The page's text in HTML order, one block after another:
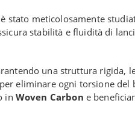
stato meticolosamente
stabilità e fluidità di
una struttura rigida,
eliminare ogni torsione del
in Woven Carbon e